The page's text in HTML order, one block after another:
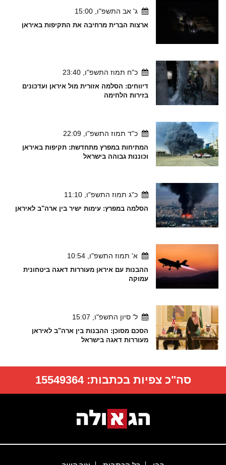
ג' אב התשפ"ו, 15:00
ארצות הברית מרחיבה את התקיפות באיראן
כ"ח תמוז התשפ"ו, 23:40
דיווחים: הסלמה אזורית מול איראן ועדכונים
בזירות הלחימה
כ"ד תמוז התשפ"ו, 22:09
המתיחות במפרץ מתחדשת: תקיפות באיראן
וכוננות גבוהה בישראל
כ"ג תמוז התשפ"ו, 11:10
הסלמה במפרץ: עימות ישיר בין ארה"ב לאיראן
א' תמוז התשפ"ו, 10:54
ההבנות עם איראן מעוררות דאגה ביטחונית
עמוקה
ל' סיון התשפ"ו, 15:07
הסכם מסוכן: ההבנות בין ארה"ב לאיראן
מעוררות דאגה בישראל
סה"כ צפיות בכתבות:15549364